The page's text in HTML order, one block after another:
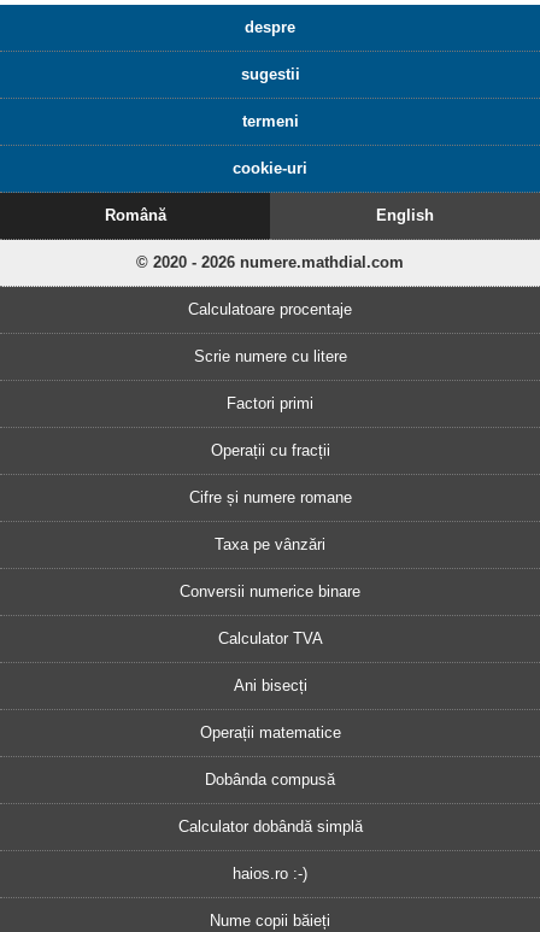
despre
sugestii
termeni
cookie-uri
Română English
© 2020 - 2026 numere.mathdial.com
Calculatoare procentaje
Scrie numere cu litere
Factori primi
Operații cu fracții
Cifre și numere romane
Taxa pe vânzări
Conversii numerice binare
Calculator TVA
Ani bisecți
Operații matematice
Dobânda compusă
Calculator dobândă simplă
haios.ro :-)
Nume copii băieți